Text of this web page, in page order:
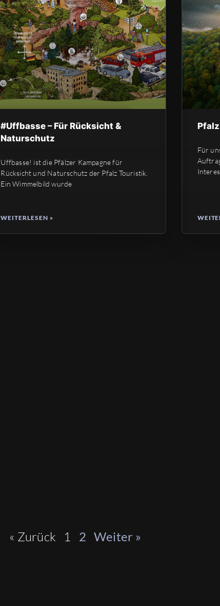
#Uffbasse – Für Rücksicht &
Naturschutz
Uffbasse! ist die Pfälzer Kampagne für
Rücksicht und Naturschutz der Pfalz Touristik.
Ein Wimmelbild wurde
WEITERLESEN »
Für
« Zurück 1 2 Weiter »